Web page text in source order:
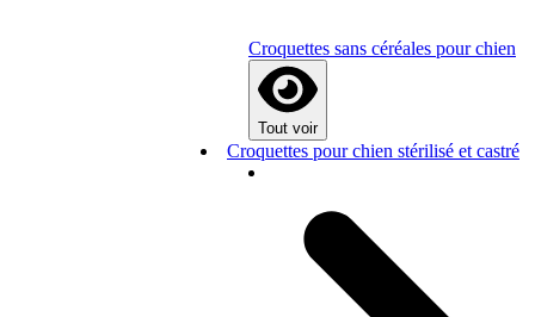
Croquettes sans céréales pour chien
Tout voir
Croquettes pour chien stérilisé et castré